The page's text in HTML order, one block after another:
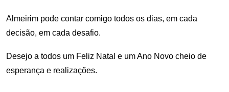
Almeirim pode contar comigo todos os dias, em cada
decisão, em cada desafio.
Desejo a todos um Feliz Natal e um Ano Novo cheio de
esperança e realizações.